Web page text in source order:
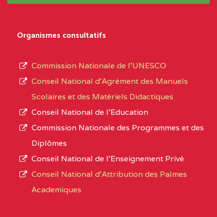
D'ENSEIGNEMENT
PROFESSIONNEL
(CEGEP) STE FOI BP
:4740 YAOUNDE
CENTRE
COLLEGE PANAFRICAIN
DE L'EXCELLENCE BP
CENTRE
COLLEGE PRIVE
type
L’offre
d’éducation
de
Organismes consultatifs
Commission Nationale de l’UNESCO
Conseil National d’Agrément des Manuels
Scolaires et des Matériels Didactiques
Conseil National de l’Education
Commission Nationale des Programmes et des
Diplômes
Conseil National de l’Enseignement Privé
Conseil National d'Attribution des Palmes
Academiques